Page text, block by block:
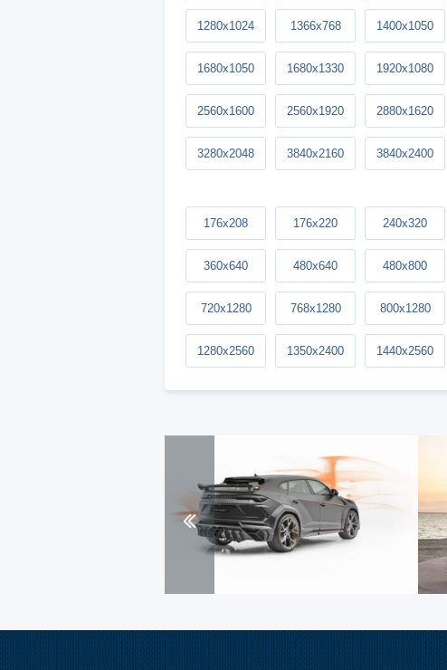
1280x1024 1366x768 1400x1050
1680x1050 1680x1330 1920x1080
2560x1600 2560x1920 2880x1620
3280x2048 3840x2160 3840x2400
176x208 176x220 240x320
360x640 480x640 480x800
720x1280 768x1280 800x1280
1280x2560 1350x2400 1440x2560